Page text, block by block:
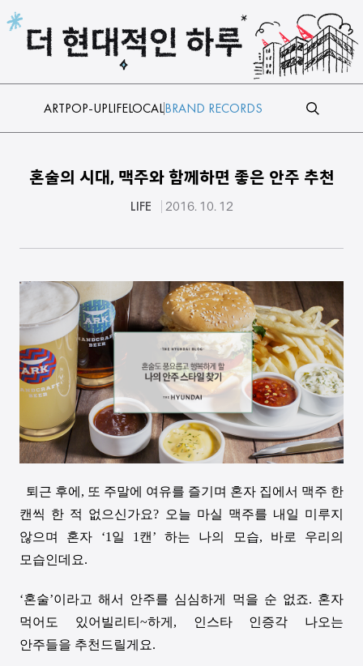
본문 바로가기
ARTPOP-UPLIFELOCALBRAND RECORDS
혼술의 시대, 맥주와 함께하면 좋은 안주 추천
LIFE 2016. 10. 12
퇴근 후에 , 또 주말에 여유를 즐기며 혼자 집에서 맥주 한
캔씩 한 적 없으신가요? 오늘 마실 맥주를 내일 미루지
않으며 혼자 ‘1 일 1 캔 ’ 하는 나의 모습, 바로 우리의
모습인데요.
‘혼술’이라고 해서 안주를 심심하게 먹을 순 없죠. 혼자
먹어도 있어빌리티 ~하게 , 인스타 인증각 나오는
안주들을 추천드릴게요.